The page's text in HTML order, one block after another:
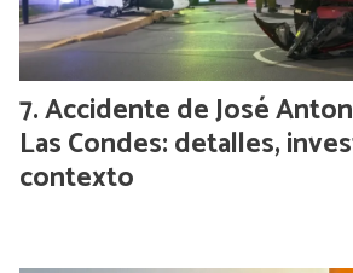
Accidente de José
Las Condes: detalles,
contexto